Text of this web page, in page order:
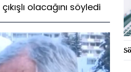
olacağını söyledi